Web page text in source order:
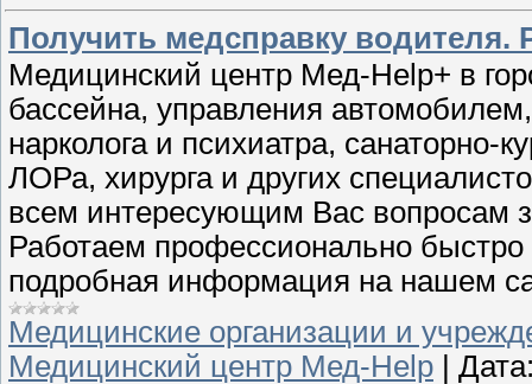
Получить медсправку водителя.
Медицинский центр Мед-Help+ в
бассейна, управления
нарколога и психиатра, санаторно-
ЛОРа, хирурга и других
всем интересующим Вас вопросам
Работаем профессионально
подробная информация на нашем
Медицинские организации и
Медицинский центр Мед-Help